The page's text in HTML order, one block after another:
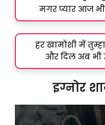
मगर प्यार आज
हर खामोशी में
और दिल अब
इग्नोर